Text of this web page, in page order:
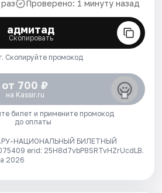
Проверено: 1 минуту назад
адмитад
Скопировать
Скопируйте промокод
от 700 ₽
на Kassir.ru
билет и примените промокод
до оплаты
НАЦИОНАЛЬНЫЙ БИЛЕТНЫЙ
erid: 25H8d7vbP8SRTvHZrUcdLB.
2026